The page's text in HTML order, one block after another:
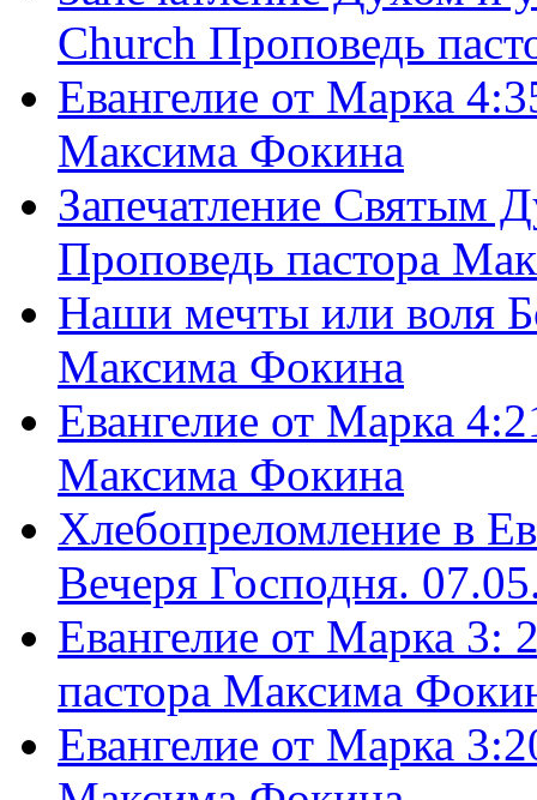
Church Проповедь
Евангелие от Марка
Максима Фокина
Запечатление Святым
Проповедь пастора
Наши мечты или воля
Максима Фокина
Евангелие от Марка
Максима Фокина
Хлебопреломление в
Вечеря Господня.
Евангелие от Марка 3:
пастора Максима
Евангелие от Марка